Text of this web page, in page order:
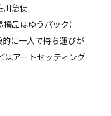
川急便
品はゆうパック）
に一人で持ち運びが
はアートセッティング